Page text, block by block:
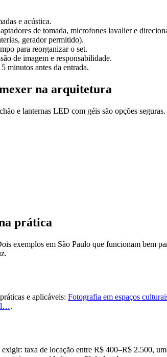
e acústica.
de tomada, microfones lavalier e
gerador permitido).
para reorganizar o set.
de imagem e responsabilidade.
minutos antes da entrada.
na arquitetura
e lanternas LED com géis são opções
prática
exemplos em São Paulo que funcionam bem
e aplicáveis: Fotografia em espaços
.
taxa de locação entre R$ 400–R$ 2.500,